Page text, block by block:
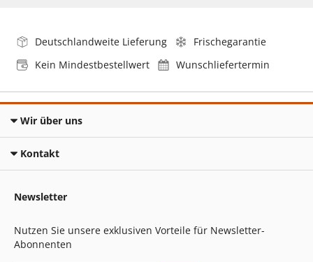
Deutschlandweite Lieferung
Frischegarantie
Kein Mindestbestellwert
Wunschliefertermin
Wir über uns
Kontakt
Newsletter
Nutzen Sie unsere exklusiven Vorteile für Newsletter-
Abonnenten